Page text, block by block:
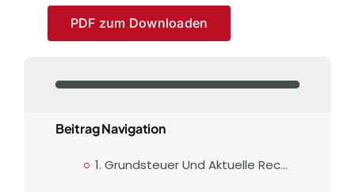
PDF zum Downloaden
Beitrag Navigation
1. Grundsteuer Und Aktuelle Rechtsprechung